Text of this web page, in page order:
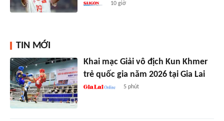
10 giờ
TIN MỚI
Khai mạc Giải vô địch Kun Khmer
trẻ quốc gia năm 2026 tại Gia Lai
5 phút